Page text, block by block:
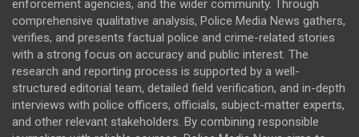
enforcement agencies, and the wider community. Through
comprehensive qualitative analysis, Police Media News gathers,
verifies, and presents factual police and crime-related stories
with a strong focus on accuracy and public interest. The
research and reporting process is supported by a well-
structured editorial team, detailed field verification, and in-depth
interviews with police officers, officials, subject-matter experts,
and other relevant stakeholders. By combining responsible